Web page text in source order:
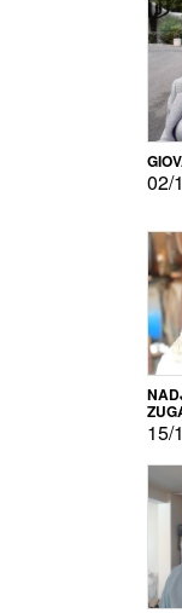
02/
15/